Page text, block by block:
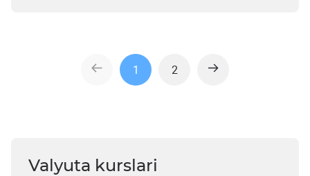
1 2
Valyuta kurslari